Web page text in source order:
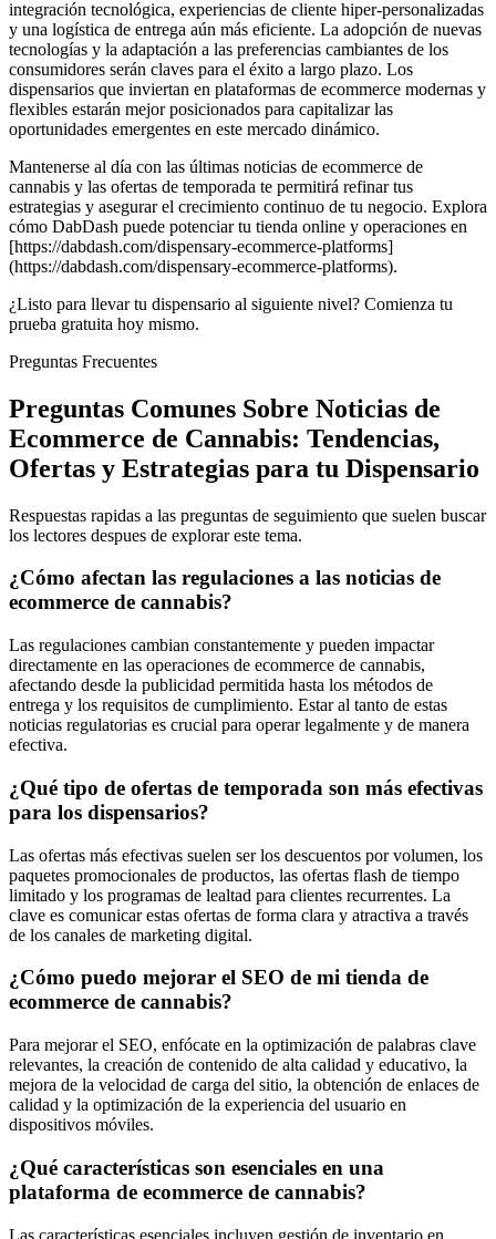
integración tecnológica, experiencias de cliente hiper-personalizadas
y una logística de entrega aún más eficiente. La adopción de nuevas
tecnologías y la adaptación a las preferencias cambiantes de los
consumidores serán claves para el éxito a largo plazo. Los
dispensarios que inviertan en plataformas de ecommerce modernas y
flexibles estarán mejor posicionados para capitalizar las
oportunidades emergentes en este mercado dinámico.
Mantenerse al día con las últimas noticias de ecommerce de
cannabis y las ofertas de temporada te permitirá refinar tus
estrategias y asegurar el crecimiento continuo de tu negocio. Explora
cómo DabDash puede potenciar tu tienda online y operaciones en
[https://dabdash.com/dispensary-ecommerce-platforms]
(https://dabdash.com/dispensary-ecommerce-platforms).
¿Listo para llevar tu dispensario al siguiente nivel? Comienza tu
prueba gratuita hoy mismo.
Preguntas Frecuentes
Preguntas Comunes Sobre Noticias de
Ecommerce de Cannabis: Tendencias,
Ofertas y Estrategias para tu Dispensario
Respuestas rapidas a las preguntas de seguimiento que suelen buscar
los lectores despues de explorar este tema.
¿Cómo afectan las regulaciones a las noticias de
ecommerce de cannabis?
Las regulaciones cambian constantemente y pueden impactar
directamente en las operaciones de ecommerce de cannabis,
afectando desde la publicidad permitida hasta los métodos de
entrega y los requisitos de cumplimiento. Estar al tanto de estas
noticias regulatorias es crucial para operar legalmente y de manera
efectiva.
¿Qué tipo de ofertas de temporada son más efectivas
para los dispensarios?
Las ofertas más efectivas suelen ser los descuentos por volumen, los
paquetes promocionales de productos, las ofertas flash de tiempo
limitado y los programas de lealtad para clientes recurrentes. La
clave es comunicar estas ofertas de forma clara y atractiva a través
de los canales de marketing digital.
¿Cómo puedo mejorar el SEO de mi tienda de
ecommerce de cannabis?
Para mejorar el SEO, enfócate en la optimización de palabras clave
relevantes, la creación de contenido de alta calidad y educativo, la
mejora de la velocidad de carga del sitio, la obtención de enlaces de
calidad y la optimización de la experiencia del usuario en
dispositivos móviles.
¿Qué características son esenciales en una
plataforma de ecommerce de cannabis?
Las características esenciales incluyen gestión de inventario en